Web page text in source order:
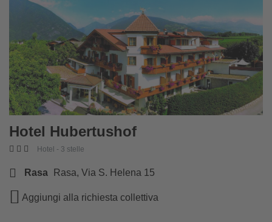
Hotel Hubertushof
Hotel - 3 stelle
Rasa Rasa, Via S. Helena 15
Aggiungi alla richiesta collettiva